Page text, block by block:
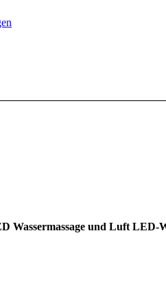
Wassermassage und Luft LED-